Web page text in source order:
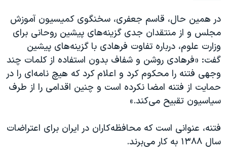
در همین حال، قاسم جعفری، سخنگوی کمیسیون آموزش
مجلس و از منتقدان جدی گزینه‌های پیشین روحانی برای
وزارت علوم، درباره تفاوت فرهادی با گزینه‌های پیشین
گفت: «فرهادی روشن و شفاف بدون استفاده از کلمات چند
وجهی فتنه را محکوم کرد و اعلام کرد که هیچ نامه‌ای را در
حمایت از فتنه امضا نکرده است و چنین اقدامی را از طرف
سیاسیون تقبیح می‌کند.»
فتنه، عنوانی است که محافظه‌کاران در ایران برای اعتراضات
سال ۱۳۸۸ به کار می‌برند.